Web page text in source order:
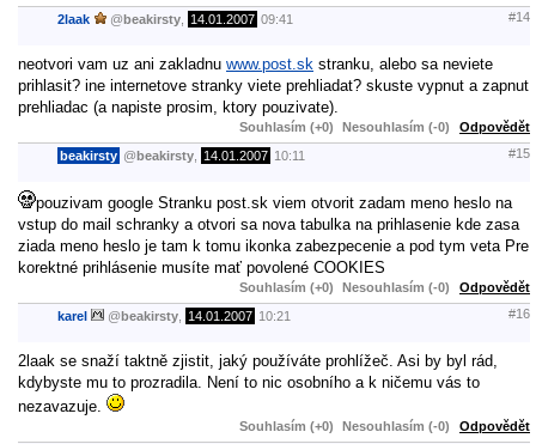
2laak @beakirsty 14.01.2007 09:41 #14
neotvori vam uz ani zakladnu www.post.sk stranku, alebo sa neviete
prihlasit? ine internetove stranky viete prehliadat? skuste vypnut a zapnut
prehliadac (a napiste prosim, ktory pouzivate).
Souhlasím (+0) Nesouhlasím (-0) Odpovědět
beakirsty @beakirsty 14.01.2007 10:11 #15
pouzivam google Stranku post.sk viem otvorit zadam meno heslo na
vstup do mail schranky a otvori sa nova tabulka na prihlasenie kde zasa
ziada meno heslo je tam k tomu ikonka zabezpecenie a pod tym veta Pre
korektné prihlásenie musíte mať povolené COOKIES
Souhlasím (+0) Nesouhlasím (-0) Odpovědět
karel @beakirsty 14.01.2007 10:21 #16
2laak se snaží taktně zjistit, jaký používáte prohlížeč. Asi by byl rád,
kdybyste mu to prozradila. Není to nic osobního a k ničemu vás to
nezavazuje.
Souhlasím (+0) Nesouhlasím (-0) Odpovědět